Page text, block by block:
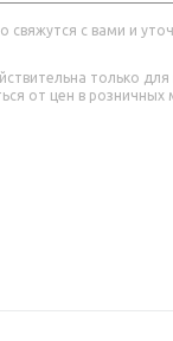
с вами и
только
от цен в розничных